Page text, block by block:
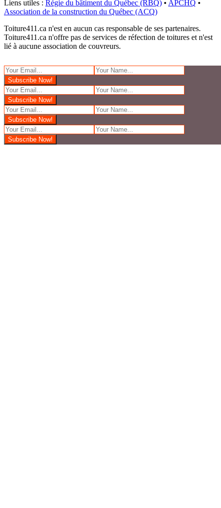
Liens utiles : Régie du bâtiment du Québec (RBQ) • APCHQ •
Association de la construction du Québec (ACQ)
Toiture411.ca n'est en aucun cas responsable de ses partenaires.
Toiture411.ca n'offre pas de services de réfection de toitures et n'est
lié à aucune association de couvreurs.